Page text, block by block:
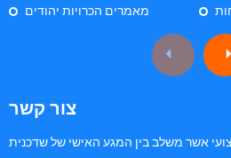
מאמרים הכרויות יהודים
צור קשר
אשר משלב בין המגע האישי של שדכנית